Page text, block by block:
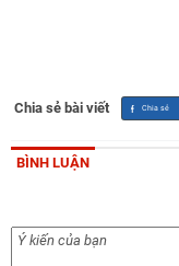
Chia sẻ bài viết
BÌNH LUẬN